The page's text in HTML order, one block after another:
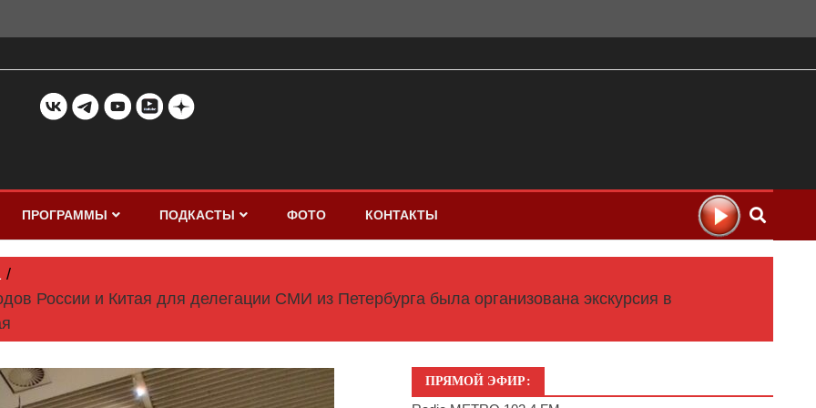
ПРОГРАММЫ ПОДКАСТЫ ФОТО КОНТАКТЫ
России и Китая для делегации СМИ из Петербурга была организована экскурсия в
ПРЯМОЙ ЭФИР: